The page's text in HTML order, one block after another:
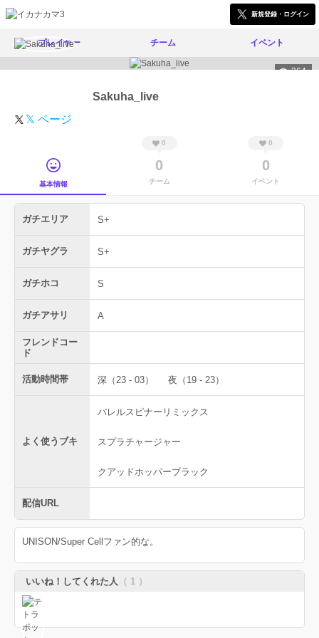
新規登録・ログイン
プレイヤー チーム イベント
264
Sakuha_live
𝕏 ページ
基本情報
0
0
チーム
0
0
イベント
ガチエリア S+
ガチヤグラ S+
ガチホコ S
ガチアサリ A
フレンドコー
ド
活動時間帯 深（23 - 03） 夜（19 - 23）
よく使うブキ
バレルスピナーリミックス
スプラチャージャー
クアッドホッパーブラック
配信URL
UNISON/Super Cellファン的な。
いいね！してくれた人 （ 1 ）